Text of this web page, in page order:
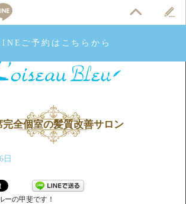
ご予約はこちらから
完全個室の髪質改善サロン
日
ーの甲斐です！